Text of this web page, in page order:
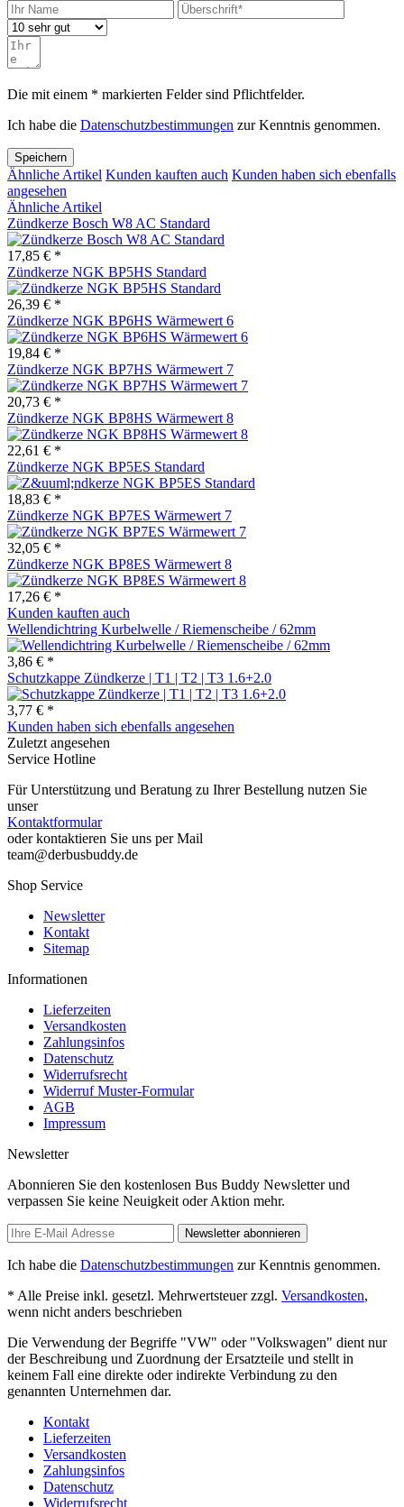
Die mit einem * markierten Felder sind Pflichtfelder.
Ich habe die Datenschutzbestimmungen zur Kenntnis genommen.
Speichern
Ähnliche Artikel Kunden kauften auch Kunden haben sich ebenfalls
angesehen
Ähnliche Artikel
Zündkerze Bosch W8 AC Standard
17,85 € *
Zündkerze NGK BP5HS Standard
26,39 € *
Zündkerze NGK BP6HS Wärmewert 6
19,84 € *
Zündkerze NGK BP7HS Wärmewert 7
20,73 € *
Zündkerze NGK BP8HS Wärmewert 8
22,61 € *
Zündkerze NGK BP5ES Standard
18,83 € *
Zündkerze NGK BP7ES Wärmewert 7
32,05 € *
Zündkerze NGK BP8ES Wärmewert 8
17,26 € *
Kunden kauften auch
Wellendichtring Kurbelwelle / Riemenscheibe / 62mm
3,86 € *
Schutzkappe Zündkerze | T1 | T2 | T3 1.6+2.0
3,77 € *
Kunden haben sich ebenfalls angesehen
Zuletzt angesehen
Service Hotline
Für Unterstützung und Beratung zu Ihrer Bestellung nutzen Sie
unser
Kontaktformular
oder kontaktieren Sie uns per Mail
team@derbusbuddy.de
Shop Service
Newsletter
Kontakt
Sitemap
Informationen
Lieferzeiten
Versandkosten
Zahlungsinfos
Datenschutz
Widerrufsrecht
Widerruf Muster-Formular
AGB
Impressum
Newsletter
Abonnieren Sie den kostenlosen Bus Buddy Newsletter und
verpassen Sie keine Neuigkeit oder Aktion mehr.
Newsletter abonnieren
Ich habe die Datenschutzbestimmungen zur Kenntnis genommen.
* Alle Preise inkl. gesetzl. Mehrwertsteuer zzgl. Versandkosten,
wenn nicht anders beschrieben
Die Verwendung der Begriffe "VW" oder "Volkswagen" dient nur
der Beschreibung und Zuordnung der Ersatzteile und stellt in
keinem Fall eine direkte oder indirekte Verbindung zu den
genannten Unternehmen dar.
Kontakt
Lieferzeiten
Versandkosten
Zahlungsinfos
Datenschutz
Widerrufsrecht